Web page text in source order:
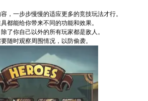
，一步步慢慢的适应更多的竞技玩法才行。
都能给你带来不同的功能和效果。
了你自己以外的所有玩家都是敌人。
随时观察周围情况，以防偷袭。